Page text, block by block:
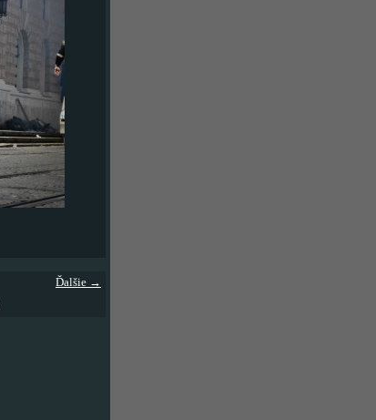
Ďalšie →